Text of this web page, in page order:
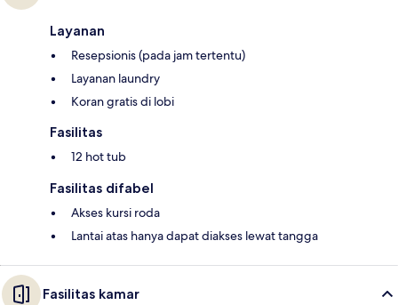
Layanan
Resepsionis (pada jam tertentu)
Layanan laundry
Koran gratis di lobi
Fasilitas
12 hot tub
Fasilitas difabel
Akses kursi roda
Lantai atas hanya dapat diakses lewat tangga
Fasilitas kamar